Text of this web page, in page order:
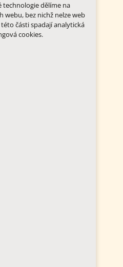
VŠE
technologie dělíme na
webu, bez nichž nelze web
části spadají analytická
cookies.